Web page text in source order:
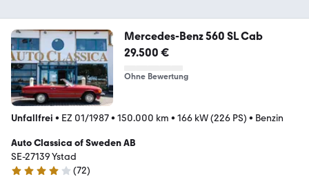
Mercedes-Benz 560 SL Cab
29.500 €
Ohne Bewertung
Unfallfrei • EZ 01/1987• 150.000 km • 166 kW (226 PS) • Benzin
Auto Classica of Sweden AB
SE-27139 Ystad
4.1 Sterne
(72)